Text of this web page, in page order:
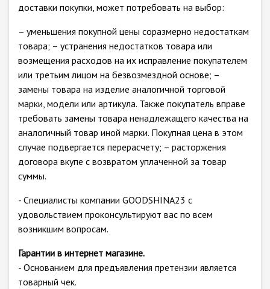
доставки покупки, может потребовать на выбор:
– уменьшения покупной цены соразмерно недостаткам
товара; – устранения недостатков товара или
возмещения расходов на их исправление покупателем
или третьим лицом на безвозмездной основе; –
замены товара на изделие аналогичной торговой
марки, модели или артикула. Также покупатель вправе
требовать замены товара ненадлежащего качества на
аналогичный товар иной марки. Покупная цена в этом
случае подвергается перерасчету; – расторжения
договора вкупе с возвратом уплаченной за товар
суммы.
- Специалисты компании GOODSHINA23 с
удовольствием проконсультируют вас по всем
возникшим вопросам.
Гарантии в интернет магазине.
- Основанием для предъявления претензии является
товарный чек.